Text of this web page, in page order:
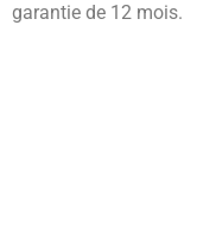
garantie de 12 mois.